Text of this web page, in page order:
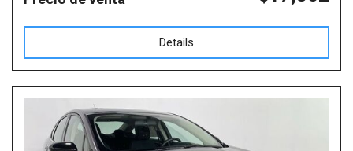
Details